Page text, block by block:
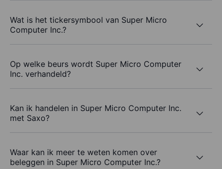
Wat is het tickersymbool van Super Micro
Computer Inc.?
Op welke beurs wordt Super Micro Computer
Inc. verhandeld?
Kan ik handelen in Super Micro Computer Inc.
met Saxo?
Waar kan ik meer te weten komen over
beleggen in Super Micro Computer Inc.?